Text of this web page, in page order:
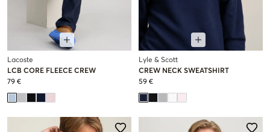
Lacoste
LCB CORE FLEECE CREW
79 €
Lyle & Scott
CREW NECK SWEATSHIRT
59 €